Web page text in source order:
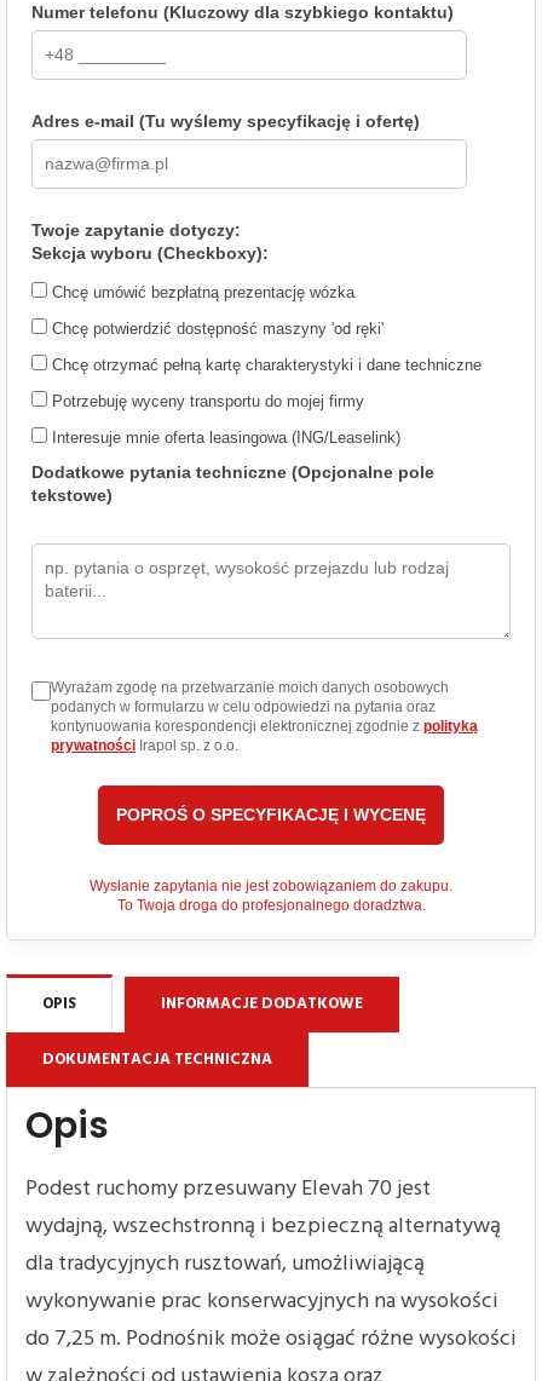
Numer telefonu (Kluczowy dla szybkiego kontaktu)
Adres e-mail (Tu wyślemy specyfikację i ofertę)
Twoje zapytanie dotyczy:
Sekcja wyboru (Checkboxy):
Chcę umówić bezpłatną prezentację wózka
Chcę potwierdzić dostępność maszyny 'od ręki'
Chcę otrzymać pełną kartę charakterystyki i dane techniczne
Potrzebuję wyceny transportu do mojej firmy
Interesuje mnie oferta leasingowa (ING/Leaselink)
Dodatkowe pytania techniczne (Opcjonalne pole
tekstowe)
Wyrażam zgodę na przetwarzanie moich danych osobowych
podanych w formularzu w celu odpowiedzi na pytania oraz
kontynuowania korespondencji elektronicznej zgodnie z polityką
prywatności Irapol sp. z o.o.
Wysłanie zapytania nie jest zobowiązaniem do zakupu.
To Twoja droga do profesjonalnego doradztwa.
OPIS INFORMACJE DODATKOWE
DOKUMENTACJA TECHNICZNA
Opis
Podest ruchomy przesuwany Elevah 70 jest
wydajną, wszechstronną i bezpieczną alternatywą
dla tradycyjnych rusztowań, umożliwiającą
wykonywanie prac konserwacyjnych na wysokości
do 7,25 m. Podnośnik może osiągać różne wysokości